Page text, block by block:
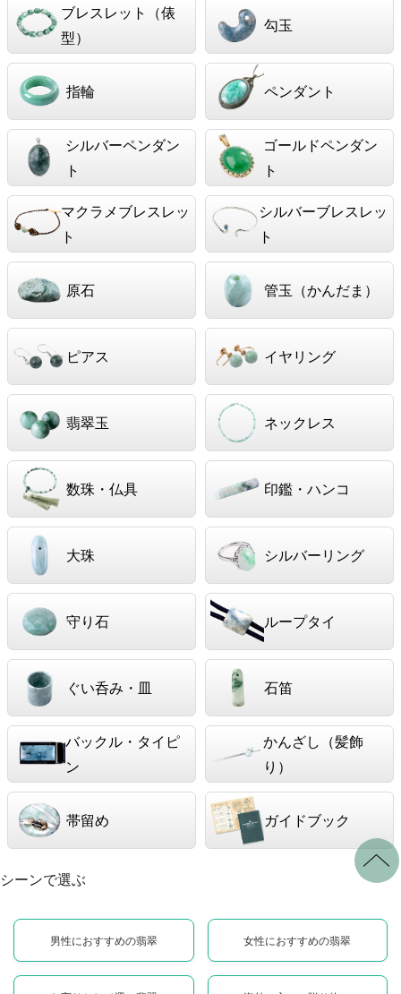
ブレスレット（俵
型）
勾玉
指輪 ペンダント
シルバーペンダン
ト
ゴールドペンダン
ト
マクラメブレスレッ
ト
シルバーブレスレッ
ト
原石 管玉（かんだま）
ピアス イヤリング
翡翠玉 ネックレス
数珠・仏具 印鑑・ハンコ
大珠 シルバーリング
守り石 ループタイ
ぐい呑み・皿 石笛
バックル・タイピ
ン
かんざし（髪飾
り）
帯留め ガイドブック
シーンで選ぶ
男性におすすめの翡翠 女性におすすめの翡翠